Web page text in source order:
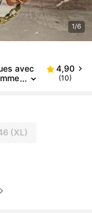
1/6
avec
4,90
(10)
(XL)